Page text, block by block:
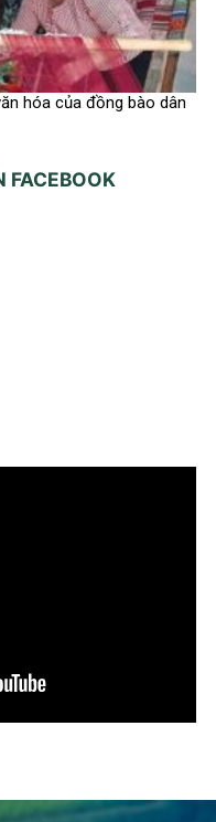
hóa của đồng bào dân
FACEBOOK